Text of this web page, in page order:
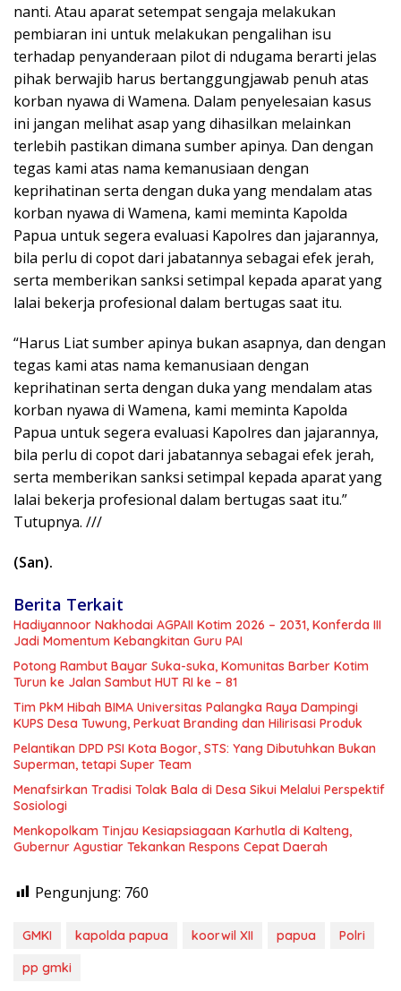
nanti. Atau aparat setempat sengaja melakukan
pembiaran ini untuk melakukan pengalihan isu
terhadap penyanderaan pilot di ndugama berarti jelas
pihak berwajib harus bertanggungjawab penuh atas
korban nyawa di Wamena. Dalam penyelesaian kasus
ini jangan melihat asap yang dihasilkan melainkan
terlebih pastikan dimana sumber apinya. Dan dengan
tegas kami atas nama kemanusiaan dengan
keprihatinan serta dengan duka yang mendalam atas
korban nyawa di Wamena, kami meminta Kapolda
Papua untuk segera evaluasi Kapolres dan jajarannya,
bila perlu di copot dari jabatannya sebagai efek jerah,
serta memberikan sanksi setimpal kepada aparat yang
lalai bekerja profesional dalam bertugas saat itu.
“Harus Liat sumber apinya bukan asapnya, dan dengan
tegas kami atas nama kemanusiaan dengan
keprihatinan serta dengan duka yang mendalam atas
korban nyawa di Wamena, kami meminta Kapolda
Papua untuk segera evaluasi Kapolres dan jajarannya,
bila perlu di copot dari jabatannya sebagai efek jerah,
serta memberikan sanksi setimpal kepada aparat yang
lalai bekerja profesional dalam bertugas saat itu.”
Tutupnya. ///
(San).
Berita Terkait
Hadiyannoor Nakhodai AGPAII Kotim 2026 – 2031, Konferda III
Jadi Momentum Kebangkitan Guru PAI
Potong Rambut Bayar Suka-suka, Komunitas Barber Kotim
Turun ke Jalan Sambut HUT RI ke – 81
Tim PkM Hibah BIMA Universitas Palangka Raya Dampingi
KUPS Desa Tuwung, Perkuat Branding dan Hilirisasi Produk
Pelantikan DPD PSI Kota Bogor, STS: Yang Dibutuhkan Bukan
Superman, tetapi Super Team
Menafsirkan Tradisi Tolak Bala di Desa Sikui Melalui Perspektif
Sosiologi
Menkopolkam Tinjau Kesiapsiagaan Karhutla di Kalteng,
Gubernur Agustiar Tekankan Respons Cepat Daerah
Pengunjung: 760
GMKI kapolda papua koorwil XII papua
Polri
pp gmki